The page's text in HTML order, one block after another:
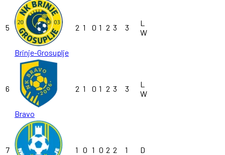
5
Brinje-Grosuplje
2 1 0 1 2 3 3
L
W
6
Bravo
2 1 0 1 2 3 3
L
W
7 1 0 1 0 2 2 1 D